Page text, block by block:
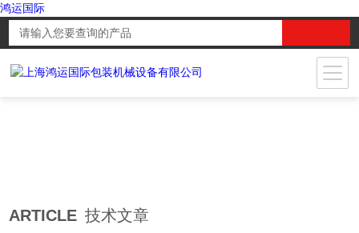
鸿运国际
ARTICLE 技术文章